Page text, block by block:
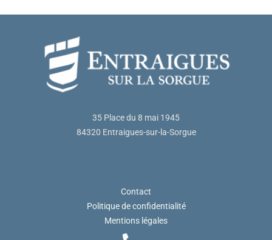
35 Place du 8 mai 1945
84320 Entraigues-sur-la-Sorgue
Contact
Politique de confidentialité
Mentions légales